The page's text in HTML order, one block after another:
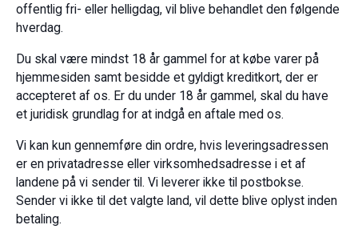
offentlig fri- eller helligdag, vil blive behandlet den følgende
hverdag.
Du skal være mindst 18 år gammel for at købe varer på
hjemmesiden samt besidde et gyldigt kreditkort, der er
accepteret af os. Er du under 18 år gammel, skal du have
et juridisk grundlag for at indgå en aftale med os.
Vi kan kun gennemføre din ordre, hvis leveringsadressen
er en privatadresse eller virksomhedsadresse i et af
landene på vi sender til. Vi leverer ikke til postbokse.
Sender vi ikke til det valgte land, vil dette blive oplyst inden
betaling.